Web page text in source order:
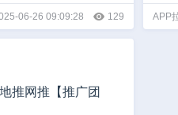
06-26 09:09:28 129 APP
推网推【推广团